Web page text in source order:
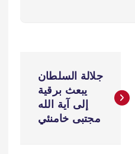
جلالة السلطان
يبعث برقية
إلى آية الله
مجتبى خامنئي